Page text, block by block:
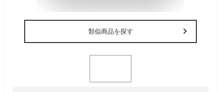
類似商品を探す